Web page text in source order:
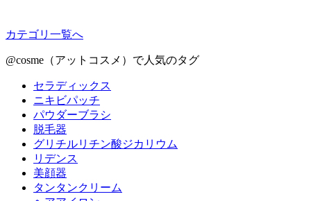
カテゴリ一覧へ
@cosme（アットコスメ）で人気のタグ
セラディックス
ニキビパッチ
パウダーブラシ
脱毛器
グリチルリチン酸ジカリウム
リデンス
美顔器
タンタンクリーム